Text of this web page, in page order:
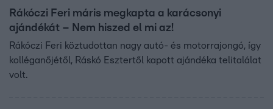
Rákóczi Feri máris megkapta a karácsonyi
ajándékát – Nem hiszed el mi az!
Rákóczi Feri köztudottan nagy autó- és motorrajongó, így
kolléganőjétől, Ráskó Esztertől kapott ajándéka telitalálat
volt.